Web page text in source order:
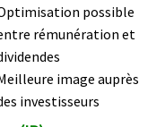
possible
rémunération et
image auprès
investisseurs